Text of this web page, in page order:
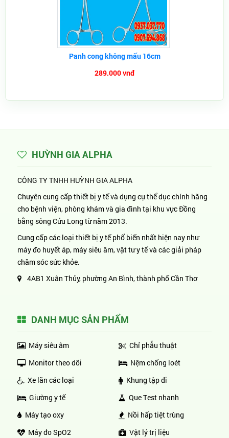
Panh cong không mấu 16cm
289.000 vnđ
HUỲNH GIA ALPHA
CÔNG TY TNHH HUỲNH GIA ALPHA
Chuyên cung cấp thiết bị y tế và dụng cụ thể dục chính hãng
cho bệnh viện, phòng khám và gia đình tại khu vực Đồng
bằng sông Cửu Long từ năm 2013.
Cung cấp các loại thiết bị y tế phổ biến nhất hiện nay như
máy đo huyết áp, máy siêu âm, vật tư y tế và các giải pháp
chăm sóc sức khỏe.
4AB1 Xuân Thủy, phường An Bình, thành phố Cần Thơ
DANH MỤC SẢN PHẨM
Máy siêu âm
Monitor theo dõi
Xe lăn các loại
Giường y tế
Máy tạo oxy
Máy đo SpO2
Chỉ phẫu thuật
Nệm chống loét
Khung tập đi
Que Test nhanh
Nồi hấp tiệt trùng
Vật lý trị liệu